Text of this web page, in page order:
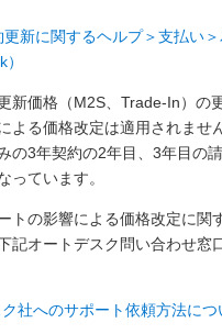
新に関するヘルプ＞支払い＞
新価格（M2S、Trade-In）の
よる価格改定は適用されませ
の3年契約の2年目、3年目の
っています。
トの影響による価格改定に関
記オートデスク問い合わせ窓
社へのサポート依頼方法に